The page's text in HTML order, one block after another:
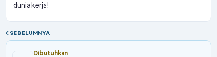
dunia kerja!
SEBELUMNYA
Dibutuhkan